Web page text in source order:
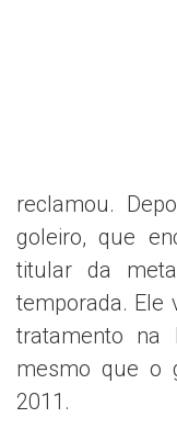
reclamou.
goleiro, que
titular da
temporada. Ele
tratamento
mesmo que o
2011.